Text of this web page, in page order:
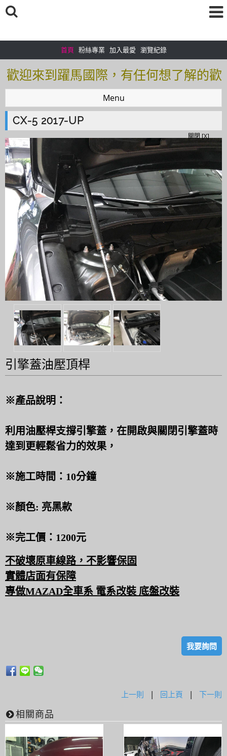
首頁 粉絲專業 加入最愛 瀏覽紀錄
歡迎來到躍馬國際，有任何想了解的歡
迎加入＠官方帳號：＠tof5459i 聯繫電
話0925166083
歡迎來到躍馬國際，有任何想了解的歡
迎加入＠官方帳號：＠tof5459i 聯繫電
話0925166083
Menu
CX-5 2017-UP
引擎蓋油壓頂桿
※產品說明：
利用油壓桿支撐引擎蓋，在開啟與關閉引擎蓋時
達到更輕鬆省力的效果，
※施工時間：10分鐘
※顏色: 亮黑款
※完工價：1200元
不破壞原車線路，不影響保固
實體店面有保障
專做MAZAD全車系 電系改裝 底盤改裝
我要詢問
上一則 | 回上頁 | 下一則
相關商品
關閉 [X]